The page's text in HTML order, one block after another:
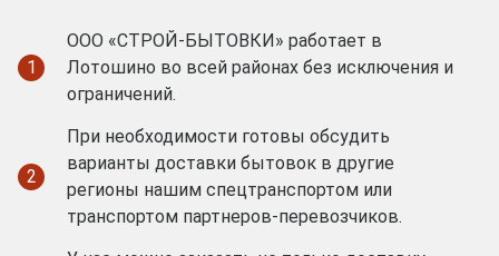
1
ООО «СТРОЙ-БЫТОВКИ» работает в
Лотошино во всей районах без исключения и
ограничений.
2
При необходимости готовы обсудить
варианты доставки бытовок в другие
регионы нашим спецтранспортом или
транспортом партнеров-перевозчиков.